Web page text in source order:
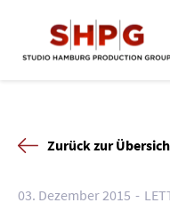
Zurück zur
03. Dezember 2015